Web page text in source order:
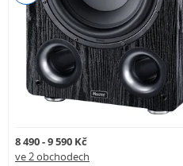
8 490 - 9 590 Kč
ve 2 obchodech